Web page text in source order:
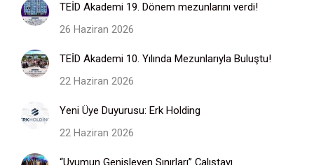
TEİD Akademi 19. Dönem mezunlarını verdi!
26 Haziran 2026
TEİD Akademi 10. Yılında Mezunlarıyla Buluştu!
22 Haziran 2026
Yeni Üye Duyurusu: Erk Holding
22 Haziran 2026
“Uyumun Genişleyen Sınırları” Çalıştayı